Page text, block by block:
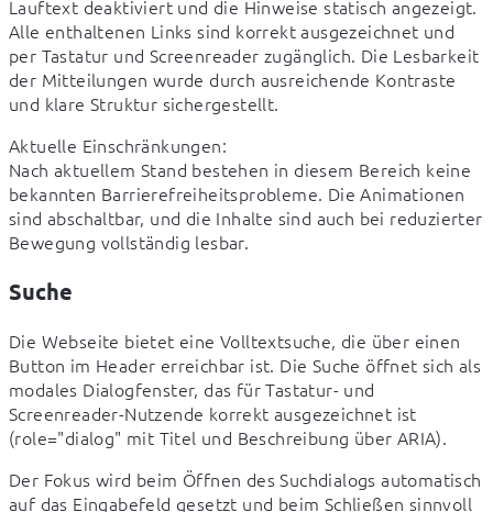
Lauftext deaktiviert und die Hinweise statisch angezeigt.
Alle enthaltenen Links sind korrekt ausgezeichnet und
per Tastatur und Screenreader zugänglich. Die Lesbarkeit
der Mitteilungen wurde durch ausreichende Kontraste
und klare Struktur sichergestellt.
Aktuelle Einschränkungen:
Nach aktuellem Stand bestehen in diesem Bereich keine
bekannten Barrierefreiheitsprobleme. Die Animationen
sind abschaltbar, und die Inhalte sind auch bei reduzierter
Bewegung vollständig lesbar.
Suche
Die Webseite bietet eine Volltextsuche, die über einen
Button im Header erreichbar ist. Die Suche öffnet sich als
modales Dialogfenster, das für Tastatur- und
Screenreader-Nutzende korrekt ausgezeichnet ist
(role="dialog" mit Titel und Beschreibung über ARIA).
Der Fokus wird beim Öffnen des Suchdialogs automatisch
auf das Eingabefeld gesetzt und beim Schließen sinnvoll